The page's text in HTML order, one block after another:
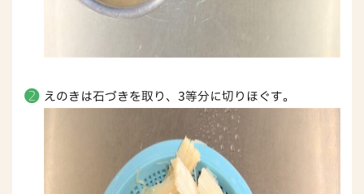
えのきは石づきを取り、3等分に切りほぐす。